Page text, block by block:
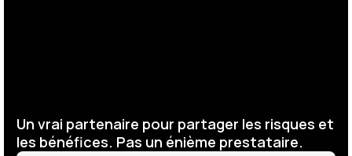
Un vrai partenaire pour partager les risques et
les bénéfices. Pas un énième prestataire.